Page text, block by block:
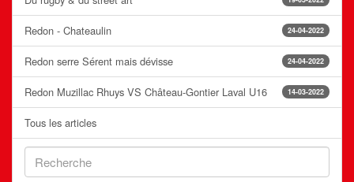
24-04-2022
Redon - Chateaulin
24-04-2022
Redon serre Sérent mais dévisse
14-03-2022
Redon Muzillac Rhuys VS Château-Gontier Laval U16
Tous les articles